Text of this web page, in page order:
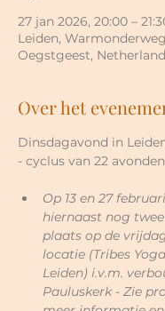
27 jan 2026, 20:00 –
Leiden, Warmonderweg
Oegstgeest,
Over het
Dinsdagavond in
- cyclus van 22 avonden
Op 13 en 27
hiernaast nog
plaats op de
locatie (Tribes
Leiden) i.v.m.
Pauluskerk - Zie